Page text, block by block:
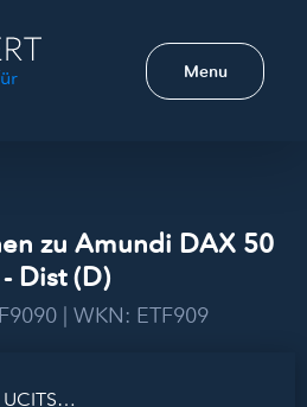
Menu
zu Amundi DAX 50
- Dist (D)
| WKN: ETF909
Amundi DAX 50 ESG II UCITS ETF - Dist (D)